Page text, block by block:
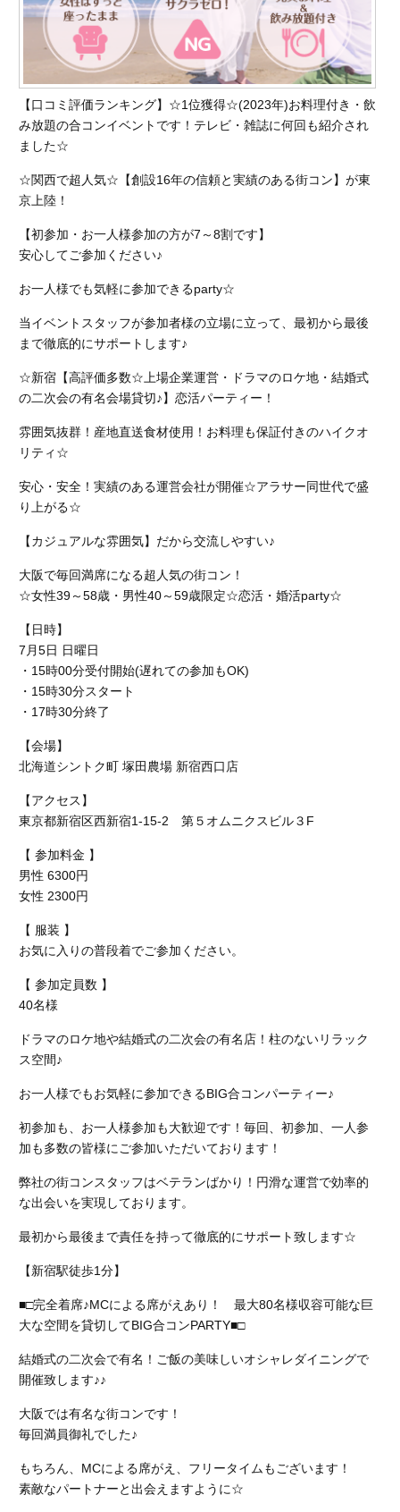
【口コミ評価ランキング】☆1位獲得☆(2023年)お料理付き・飲
み放題の合コンイベントです！テレビ・雑誌に何回も紹介され
ました☆
☆関西で超人気☆【創設16年の信頼と実績のある街コン】が東
京上陸！
【初参加・お一人様参加の方が7～8割です】
安心してご参加ください♪
お一人様でも気軽に参加できるparty☆
当イベントスタッフが参加者様の立場に立って、最初から最後
まで徹底的にサポートします♪
☆新宿【高評価多数☆上場企業運営・ドラマのロケ地・結婚式
の二次会の有名会場貸切♪】恋活パーティー！
雰囲気抜群！産地直送食材使用！お料理も保証付きのハイクオ
リティ☆
安心・安全！実績のある運営会社が開催☆アラサー同世代で盛
り上がる☆
【カジュアルな雰囲気】だから交流しやすい♪
大阪で毎回満席になる超人気の街コン！
☆女性39～58歳・男性40～59歳限定☆恋活・婚活party☆
【日時】
7月5日 日曜日
・15時00分受付開始(遅れての参加もOK)
・15時30分スタート
・17時30分終了
【会場】
北海道シントク町 塚田農場 新宿西口店
【アクセス】
東京都新宿区西新宿1-15-2 第５オムニクスビル３F
【 参加料金 】
男性 6300円
女性 2300円
【 服装 】
お気に入りの普段着でご参加ください。
【 参加定員数 】
40名様
ドラマのロケ地や結婚式の二次会の有名店！柱のないリラック
ス空間♪
お一人様でもお気軽に参加できるBIG合コンパーティー♪
初参加も、お一人様参加も大歓迎です！毎回、初参加、一人参
加も多数の皆様にご参加いただいております！
弊社の街コンスタッフはベテランばかり！円滑な運営で効率的
な出会いを実現しております。
最初から最後まで責任を持って徹底的にサポート致します☆
【新宿駅徒歩1分】
■□完全着席♪MCによる席がえあり！ 最大80名様収容可能な巨
大な空間を貸切してBIG合コンPARTY■□
結婚式の二次会で有名！ご飯の美味しいオシャレダイニングで
開催致します♪♪
大阪では有名な街コンです！
毎回満員御礼でした♪
もちろん、MCによる席がえ、フリータイムもございます！
素敵なパートナーと出会えますように☆